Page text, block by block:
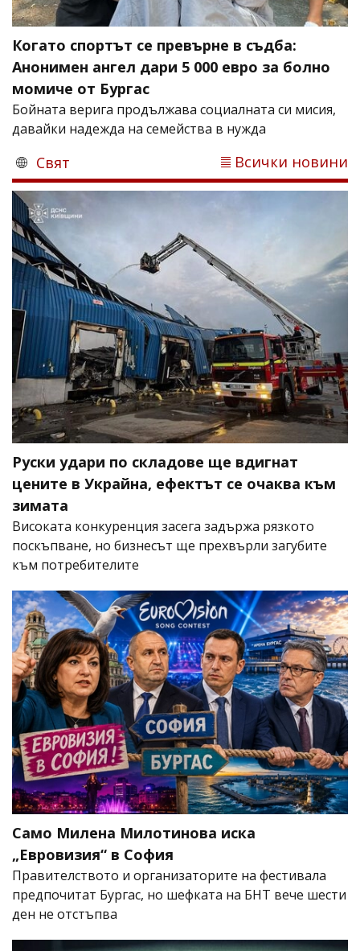
Когато спортът се превърне в съдба:
Анонимен ангел дари 5 000 евро за болно
момиче от Бургас
Бойната верига продължава социалната си мисия,
давайки надежда на семейства в нужда
Свят Всички новини
Руски удари по складове ще вдигнат
цените в Украйна, ефектът се очаква към
зимата
Високата конкуренция засега задържа рязкото
поскъпване, но бизнесът ще прехвърли загубите
към потребителите
Само Милена Милотинова иска
„Евровизия“ в София
Правителството и организаторите на фестивала
предпочитат Бургас, но шефката на БНТ вече шести
ден не отстъпва